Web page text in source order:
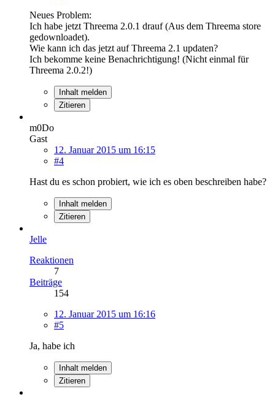
Neues Problem:
Ich habe jetzt Threema 2.0.1 drauf (Aus dem Threema store
gedownloadet).
Wie kann ich das jetzt auf Threema 2.1 updaten?
Ich bekomme keine Benachrichtigung! (Nicht einmal für
Threema 2.0.2!)
Inhalt melden
Zitieren
m0Do
Gast
12. Januar 2015 um 16:15
#4
Hast du es schon probiert, wie ich es oben beschreiben habe?
Inhalt melden
Zitieren
Jelle
Reaktionen
7
Beiträge
154
12. Januar 2015 um 16:16
#5
Ja, habe ich
Inhalt melden
Zitieren